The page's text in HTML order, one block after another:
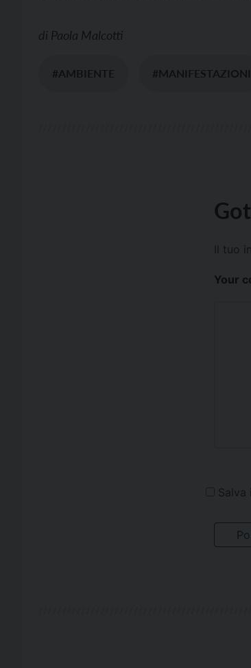
di Paola Malcotti
#AMBIENTE #MANIFESTAZIONI
Il tuo
Your
Salva